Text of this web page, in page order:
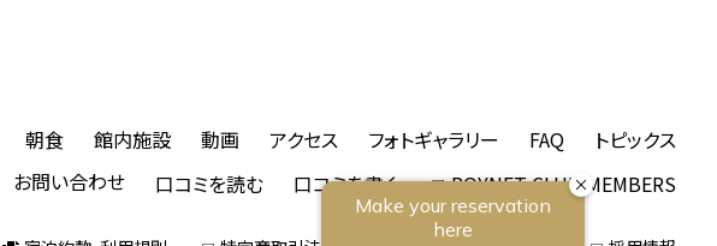
朝食 館内施設 動画 アクセス フォトギャラリー FAQ
トピックス
お問い合わせ
口コミを読む 口コミを書く ROYNET CLUB MEMBERS